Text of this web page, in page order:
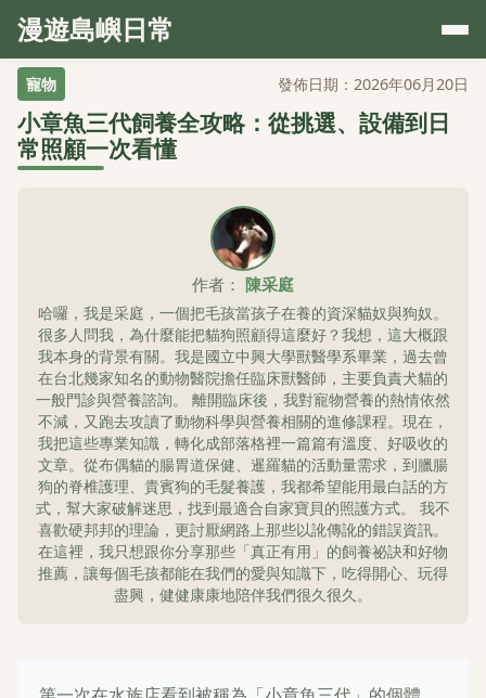
漫遊島嶼日常
寵物 發佈日期：2026年06月20日
小章魚三代飼養全攻略：從挑選、設備到日
常照顧一次看懂
作者： 陳采庭
哈囉，我是采庭，一個把毛孩當孩子在養的資深貓奴與狗奴。
很多人問我，為什麼能把貓狗照顧得這麼好？我想，這大概跟
我本身的背景有關。我是國立中興大學獸醫學系畢業，過去曾
在台北幾家知名的動物醫院擔任臨床獸醫師，主要負責犬貓的
一般門診與營養諮詢。 離開臨床後，我對寵物營養的熱情依然
不減，又跑去攻讀了動物科學與營養相關的進修課程。現在，
我把這些專業知識，轉化成部落格裡一篇篇有溫度、好吸收的
文章。從布偶貓的腸胃道保健、暹羅貓的活動量需求，到臘腸
狗的脊椎護理、貴賓狗的毛髮養護，我都希望能用最白話的方
式，幫大家破解迷思，找到最適合自家寶貝的照護方式。 我不
喜歡硬邦邦的理論，更討厭網路上那些以訛傳訛的錯誤資訊。
在這裡，我只想跟你分享那些「真正有用」的飼養祕訣和好物
推薦，讓每個毛孩都能在我們的愛與知識下，吃得開心、玩得
盡興，健健康康地陪伴我們很久很久。